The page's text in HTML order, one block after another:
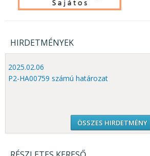
HIRDETMÉNYEK
2025.02.06
P2-HA00759 számú határozat
ÖSSZES HIRDETMÉNY